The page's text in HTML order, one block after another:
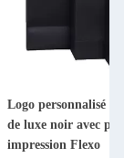
Logo personnalisé
de luxe noir avec
impression Flexo